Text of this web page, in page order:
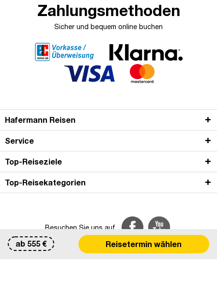
ab 555 € Reisetermin wählen
Zahlungsmethoden
Sicher und bequem online buchen
Hafermann Reisen
Service
Top-Reiseziele
Top-Reisekategorien
Besuchen Sie uns auf